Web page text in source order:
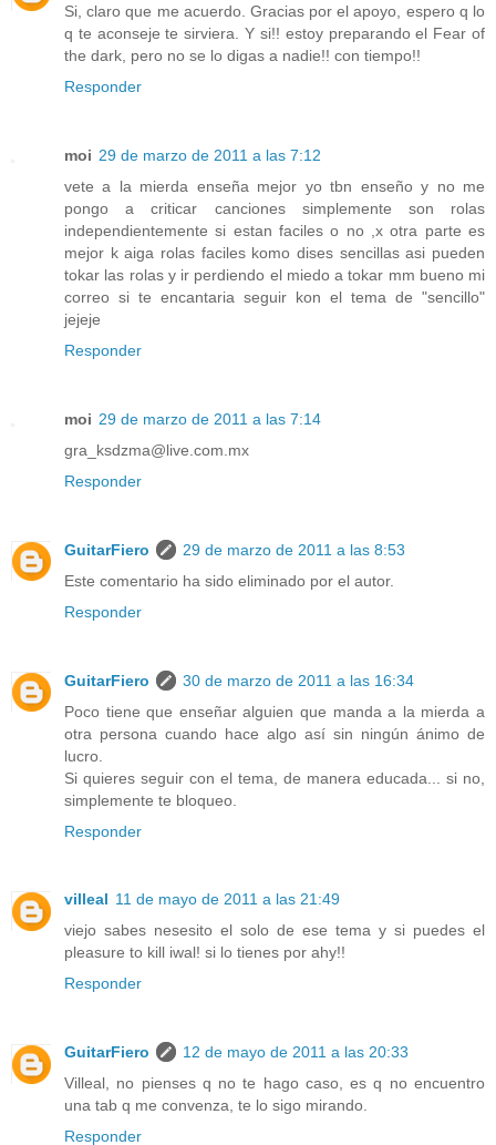
Si, claro que me acuerdo. Gracias por el apoyo, espero q lo
q te aconseje te sirviera. Y si!! estoy preparando el Fear of
the dark, pero no se lo digas a nadie!! con tiempo!!
Responder
moi 29 de marzo de 2011 a las 7:12
vete a la mierda enseña mejor yo tbn enseño y no me
pongo a criticar canciones simplemente son rolas
independientemente si estan faciles o no ,x otra parte es
mejor k aiga rolas faciles komo dises sencillas asi pueden
tokar las rolas y ir perdiendo el miedo a tokar mm bueno mi
correo si te encantaria seguir kon el tema de "sencillo"
jejeje
Responder
moi 29 de marzo de 2011 a las 7:14
gra_ksdzma@live.com.mx
Responder
GuitarFiero
29 de marzo de 2011 a las 8:53
Este comentario ha sido eliminado por el autor.
Responder
GuitarFiero
30 de marzo de 2011 a las 16:34
Poco tiene que enseñar alguien que manda a la mierda a
otra persona cuando hace algo así sin ningún ánimo de
lucro.
Si quieres seguir con el tema, de manera educada... si no,
simplemente te bloqueo.
Responder
villeal 11 de mayo de 2011 a las 21:49
viejo sabes nesesito el solo de ese tema y si puedes el
pleasure to kill iwal! si lo tienes por ahy!!
Responder
GuitarFiero
12 de mayo de 2011 a las 20:33
Villeal, no pienses q no te hago caso, es q no encuentro
una tab q me convenza, te lo sigo mirando.
Responder